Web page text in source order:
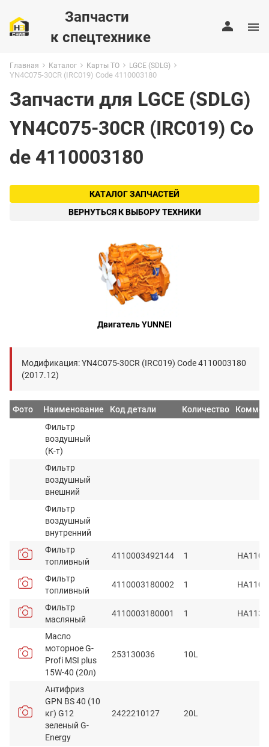
Запчасти
к спецтехнике
Главная Каталог Карты ТО LGCE (SDLG)
YN4C075-30CR (IRC019) Code 4110003180
Запчасти для LGCE (SDLG)
YN4C075-30CR (IRC019) Co
de 4110003180
КАТАЛОГ ЗАПЧАСТЕЙ
ВЕРНУТЬСЯ К ВЫБОРУ ТЕХНИКИ
Двигатель YUNNEI
Модификация: YN4C075-30CR (IRC019) Code 4110003180
(2017.12)
Фото Наименование Код детали Количество
Фильтр
воздушный
(К-т)
Фильтр
воздушный
внешний
Фильтр
воздушный
внутренний
Фильтр
топливный
4110003492144 1
Фильтр
топливный
4110003180002 1
Фильтр
масляный
4110003180001 1
Масло
моторное G-
Profi MSI plus
15W-40 (20л)
253130036 10L
Антифриз
GPN BS 40 (10
кг) G12
зеленый G-
Energy
2422210127 20L